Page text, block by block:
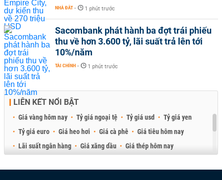
NHÀ ĐẤT - 1 phút trước
Sacombank phát hành ba đợt trái phiếu
thu về hơn 3.600 tỷ, lãi suất trả lên tới
10%/năm
TÀI CHÍNH - 1 phút trước
LIÊN KẾT NỔI BẬT
Giá vàng hôm nay Tỷ giá ngoại tệ Tỷ giá usd
Tỷ giá yen
Tỷ giá euro
Giá heo hơi Giá cà phê
Giá tiêu hôm nay
Lãi suất ngân hàng
Giá xăng dầu
Giá thép hôm nay